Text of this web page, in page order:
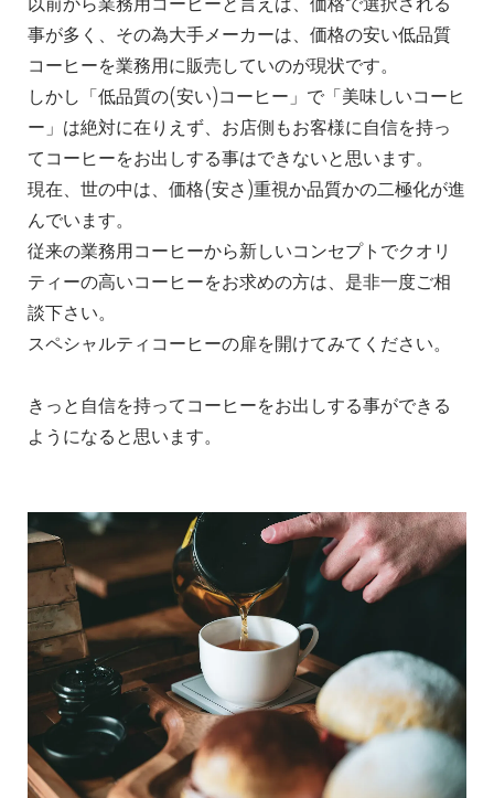
以前から業務用コーヒーと言えば、価格で選択される
事が多く、その為大手メーカーは、価格の安い低品質
コーヒーを業務用に販売していのが現状です。
しかし「低品質の(安い)コーヒー」で「美味しいコーヒ
ー」は絶対に在りえず、お店側もお客様に自信を持っ
てコーヒーをお出しする事はできないと思います。
現在、世の中は、価格(安さ)重視か品質かの二極化が進
んでいます。
従来の業務用コーヒーから新しいコンセプトでクオリ
ティーの高いコーヒーをお求めの方は、是非一度ご相
談下さい。
スペシャルティコーヒーの扉を開けてみてください。
きっと自信を持ってコーヒーをお出しする事ができる
ようになると思います。